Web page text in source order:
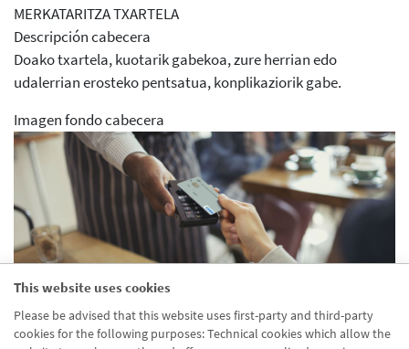
This website uses cookies
Please be advised that this website uses first-party and third-party
cookies for the following purposes: Technical cookies which allow the
MERKATARITZA TXARTELA
Descripción cabecera
Doako txartela, kuotarik gabekoa, zure herrian edo
udalerrian erosteko pentsatua, konplikaziorik gabe.
Imagen fondo cabecera
Aparece en agrupaciones
Desactivado
Aparece en distribuidor